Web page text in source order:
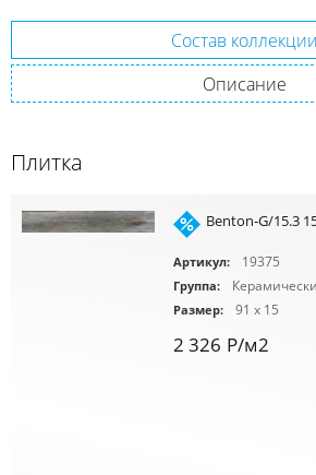
Состав коллекции
Описание
Плитка
Benton-G/15.3
Артикул: 19375
Группа:
Размер: 91 x 15
2 326 Р/м2